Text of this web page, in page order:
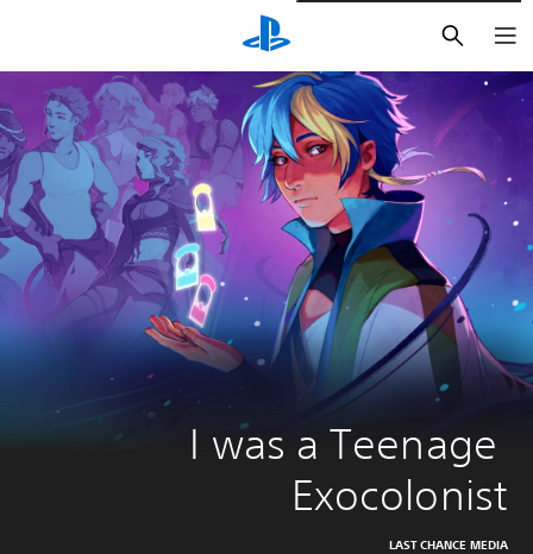
I was a Teenage
Exocolonist
LAST CHANCE MEDIA